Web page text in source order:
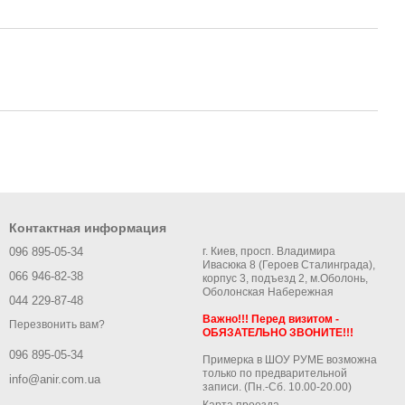
Контактная информация
096 895-05-34
066 946-82-38
044 229-87-48
Перезвонить вам?
096 895-05-34
info@anir.com.ua
г. Киев, просп. Владимира
Ивасюка 8 (Героев Сталинграда),
корпус 3, подъезд 2, м.Оболонь,
Оболонская Набережная
Важно!!! Перед визитом -
ОБЯЗАТЕЛЬНО ЗВОНИТЕ!!!
Примерка в ШОУ РУМЕ возможна
только по предварительной
записи. (Пн.-Сб. 10.00-20.00)